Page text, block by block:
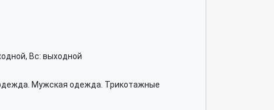
Вс: выходной
Мужская одежда. Трикотажные